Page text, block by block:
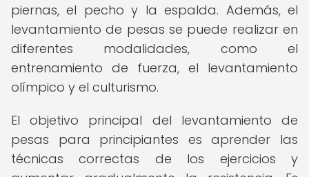
piernas, el pecho y la espalda. Además, el
levantamiento de pesas se puede realizar en
diferentes modalidades, como el
entrenamiento de fuerza, el levantamiento
olímpico y el culturismo.
El objetivo principal del levantamiento de
pesas para principiantes es aprender las
técnicas correctas de los ejercicios y